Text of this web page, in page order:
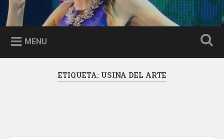
Ceci Méndez
Cantautora Argentina – Folklore – Argentine Singer-
songwriter
MENU
ETIQUETA: USINA DEL ARTE